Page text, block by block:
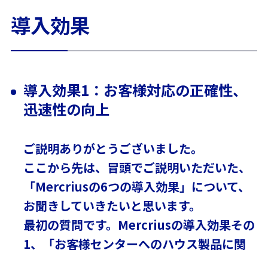
導入効果
導入効果1 ：お客様対応の正確性、
迅速性の向上
ご説明ありがとうございました。
ここから先は、冒頭でご説明いただいた、
「Mercriusの6つの導入効果」について、
お聞きしていきたいと思います。
最初の質問です。Mercriusの導入効果その
1、「お客様センターへのハウス製品に関